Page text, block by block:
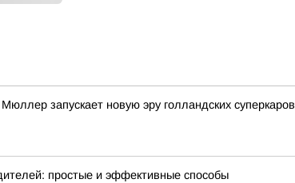
запускает новую эру голландских суперкаров
простые и эффективные способы